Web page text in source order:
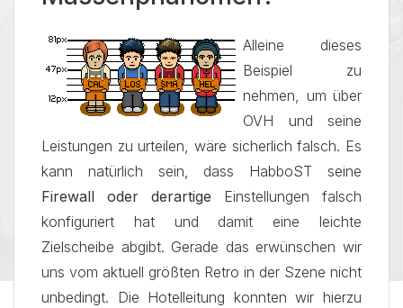
Alleine dieses
Beispiel zu
nehmen, um über
OVH und seine
Leistungen zu urteilen, wäre sicherlich falsch. Es
kann natürlich sein, dass HabboST seine
Firewall oder derartige Einstellungen falsch
konfiguriert hat und damit eine leichte
Zielscheibe abgibt. Gerade das erwünschen wir
uns vom aktuell größten Retro in der Szene nicht
unbedingt. Die Hotelleitung konnten wir hierzu